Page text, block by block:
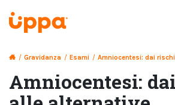
/ Gravidanza / Esami / Amniocentesi: dai
Amniocentesi: